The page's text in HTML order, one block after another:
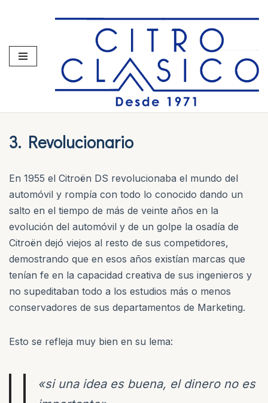
al
contenido
3. Revolucionario
En 1955 el Citroën DS revolucionaba el mundo del
automóvil y rompía con todo lo conocido dando un
salto en el tiempo de más de veinte años en la
evolución del automóvil y de un golpe la osadía de
Citroën dejó viejos al resto de sus competidores,
demostrando que en esos años existían marcas que
tenían fe en la capacidad creativa de sus ingenieros y
no supeditaban todo a los estudios más o menos
conservadores de sus departamentos de Marketing.
Esto se refleja muy bien en su lema:
«si una idea es buena, el dinero no es